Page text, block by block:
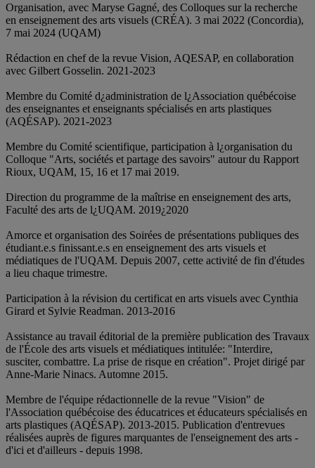
Organisation, avec Maryse Gagné, des Colloques sur la recherche
en enseignement des arts visuels (CRÉA). 3 mai 2022 (Concordia),
7 mai 2024 (UQAM)
Rédaction en chef de la revue Vision, AQESAP, en collaboration
avec Gilbert Gosselin. 2021-2023
Membre du Comité d¿administration de l¿Association québécoise
des enseignantes et enseignants spécialisés en arts plastiques
(AQÉSAP). 2021-2023
Membre du Comité scientifique, participation à l¿organisation du
Colloque "Arts, sociétés et partage des savoirs" autour du Rapport
Rioux, UQAM, 15, 16 et 17 mai 2019.
Direction du programme de la maîtrise en enseignement des arts,
Faculté des arts de l¿UQAM. 2019¿2020
Amorce et organisation des Soirées de présentations publiques des
étudiant.e.s finissant.e.s en enseignement des arts visuels et
médiatiques de l'UQAM. Depuis 2007, cette activité de fin d'études
a lieu chaque trimestre.
Participation à la révision du certificat en arts visuels avec Cynthia
Girard et Sylvie Readman. 2013-2016
Assistance au travail éditorial de la première publication des Travaux
de l'École des arts visuels et médiatiques intitulée: "Interdire,
susciter, combattre. La prise de risque en création". Projet dirigé par
Anne-Marie Ninacs. Automne 2015.
Membre de l'équipe rédactionnelle de la revue "Vision" de
l'Association québécoise des éducatrices et éducateurs spécialisés en
arts plastiques (AQÉSAP). 2013-2015. Publication d'entrevues
réalisées auprès de figures marquantes de l'enseignement des arts -
d'ici et d'ailleurs - depuis 1998.